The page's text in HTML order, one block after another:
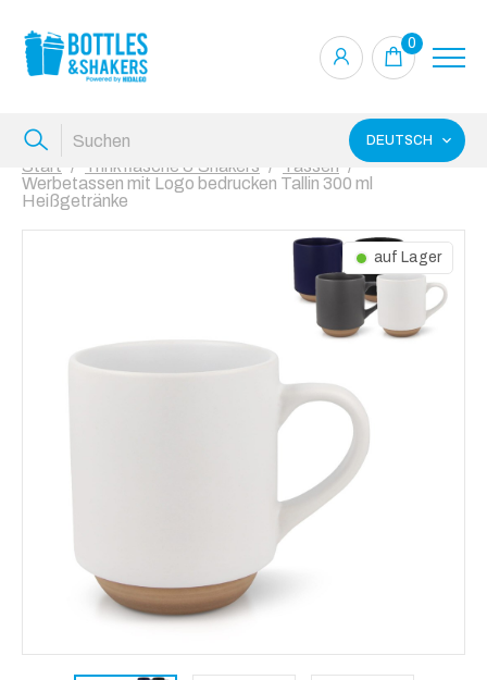
0
DEUTSCH
Start Trinkflasche & Shakers
Tassen
Werbetassen mit Logo bedrucken Tallin 300 ml
Heißgetränke
auf Lager